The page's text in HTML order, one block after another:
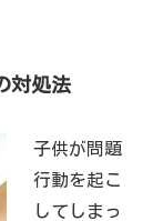
対処法
子供が問題
行動を起こ
してしまっ